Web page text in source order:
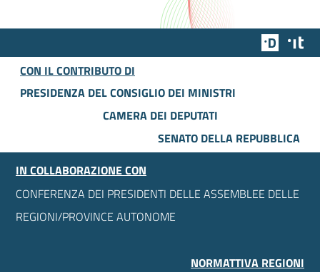
Team
CON IL CONTRIBUTO DI
PRESIDENZA DEL CONSIGLIO DEI MINISTRI
CAMERA DEI DEPUTATI
SENATO DELLA REPUBBLICA
IN COLLABORAZIONE CON
CONFERENZA DEI PRESIDENTI DELLE ASSEMBLEE DELLE
REGIONI/PROVINCE AUTONOME
NORMATTIVA REGIONI